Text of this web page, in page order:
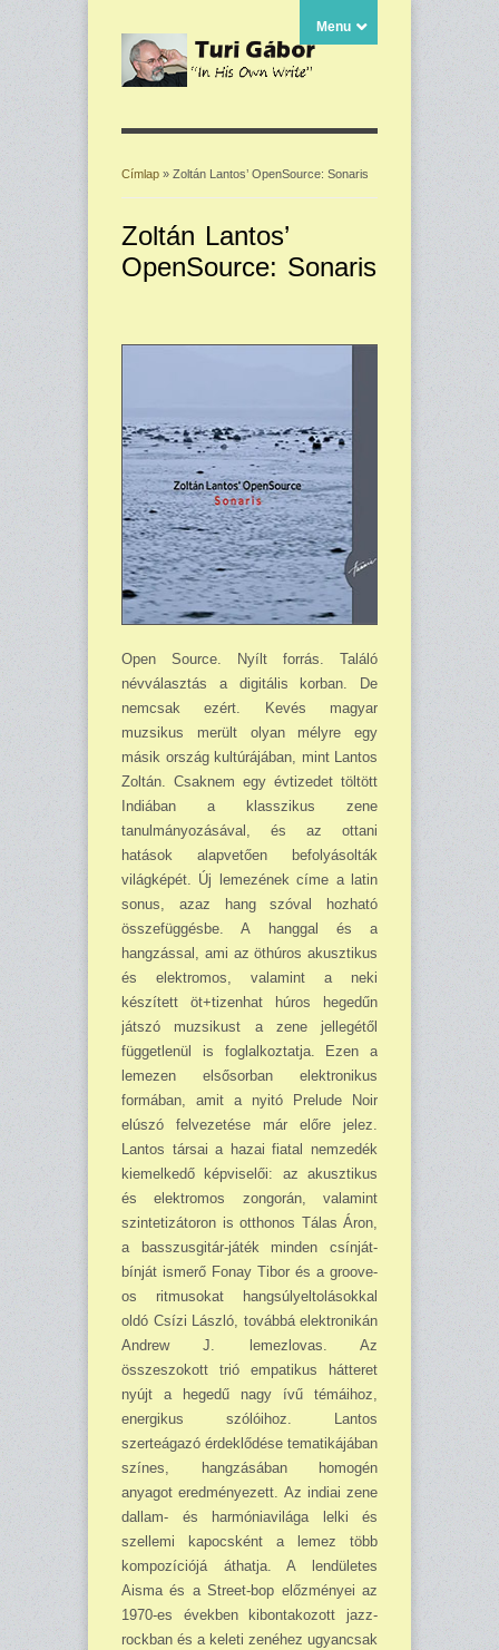
Menu
Címlap » Zoltán Lantos’ OpenSource: Sonaris
Zoltán Lantos’
OpenSource: Sonaris
Open Source. Nyílt forrás. Találó
névválasztás a digitális korban. De
nemcsak ezért. Kevés magyar
muzsikus merült olyan mélyre egy
másik ország kultúrájában, mint Lantos
Zoltán. Csaknem egy évtizedet töltött
Indiában a klasszikus zene
tanulmányozásával, és az ottani
hatások alapvetően befolyásolták
világképét. Új lemezének címe a latin
sonus, azaz hang szóval hozható
összefüggésbe. A hanggal és a
hangzással, ami az öthúros akusztikus
és elektromos, valamint a neki
készített öt+tizenhat húros hegedűn
játszó muzsikust a zene jellegétől
függetlenül is foglalkoztatja. Ezen a
lemezen elsősorban elektronikus
formában, amit a nyitó Prelude Noir
elúszó felvezetése már előre jelez.
Lantos társai a hazai fiatal nemzedék
kiemelkedő képviselői: az akusztikus
és elektromos zongorán, valamint
szintetizátoron is otthonos Tálas Áron,
a basszusgitár-játék minden csínját-
bínját ismerő Fonay Tibor és a groove-
os ritmusokat hangsúlyeltolásokkal
oldó Csízi László, továbbá elektronikán
Andrew J. lemezlovas. Az
összeszokott trió empatikus hátteret
nyújt a hegedű nagy ívű témáihoz,
energikus szólóihoz. Lantos
szerteágazó érdeklődése tematikájában
színes, hangzásában homogén
anyagot eredményezett. Az indiai zene
dallam- és harmóniavilága lelki és
szellemi kapocsként a lemez több
kompozíciójá áthatja. A lendületes
Aisma és a Street-bop előzményei az
1970-es években kibontakozott jazz-
rockban és a keleti zenéhez ugyancsak